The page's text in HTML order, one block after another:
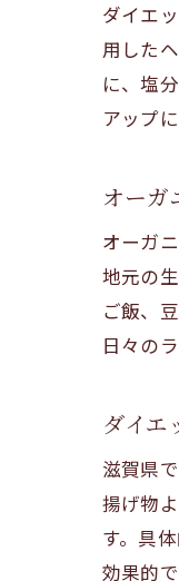
ダイエ
用した
に、塩
アップ
オーガ
オーガ
地元の
ご飯、
日々の
ダイエ
滋賀県
揚げ物
す。具
効果的